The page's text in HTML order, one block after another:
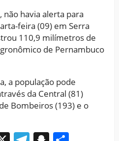
não havia alerta para
feira (09) em Serra
110,9 milímetros de
de Pernambuco
a população pode
da Central (81)
Bombeiros (193) e o